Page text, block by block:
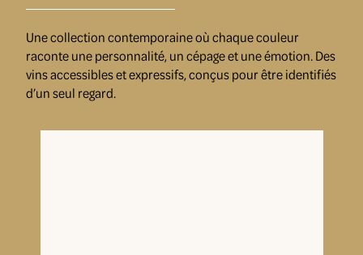
Une collection contemporaine où chaque couleur
raconte une personnalité, un cépage et une émotion. Des
vins accessibles et expressifs, conçus pour être identifiés
d’un seul regard.